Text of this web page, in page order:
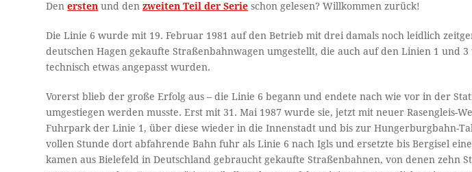
Denersten und denzweiten Teil der Serie schon gelesen? Willkommen zurück!
Die Linie 6 wurde mit 19. Februar 1981 auf den Betrieb mit drei damals noch leidlich
deutschen Hagen gekaufte Straßenbahnwagen umgestellt, die auch auf den Linien 1 und
technisch etwas angepasst wurden.
Vorerst blieb der große Erfolg aus – die Linie 6 begann und endete nach wie vor in der
umgestiegen werden musste. Erst mit 31. Mai 1987 wurde sie, jetzt mit neuer Rasengleis-
Fuhrpark der Linie 1, über diese wieder in die Innenstadt und bis zur Hungerburgbahn-
vollen Stunde dort abfahrende Bahn fuhr als Linie 6 nach Igls und ersetzte bis Bergisel
kamen aus Bielefeld in Deutschland gebraucht gekaufte Straßenbahnen, von denen zehn